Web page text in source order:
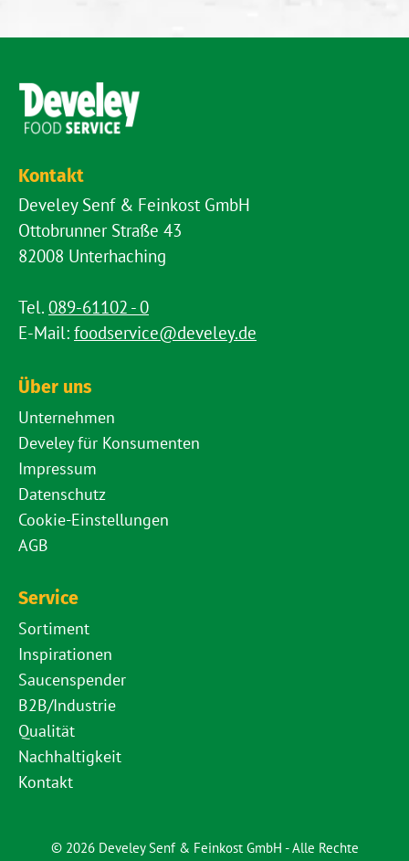
Kontakt
Develey Senf & Feinkost GmbH
Ottobrunner Straße 43
82008 Unterhaching
Tel. 089-61102 - 0
E-Mail: foodservice@develey.de
Über uns
Unternehmen
Develey für Konsumenten
Impressum
Datenschutz
Cookie-Einstellungen
AGB
Service
Sortiment
Inspirationen
Saucenspender
B2B/Industrie
Qualität
Nachhaltigkeit
Kontakt
© 2026 Develey Senf & Feinkost GmbH - Alle Rechte